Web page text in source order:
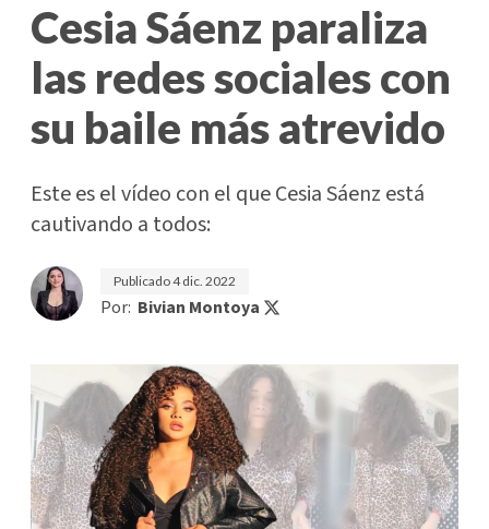
Cesia Sáenz paraliza
las redes sociales con
su baile más atrevido
Este es el vídeo con el que Cesia Sáenz está
cautivando a todos:
Publicado4 dic. 2022
Por: Bivian Montoya